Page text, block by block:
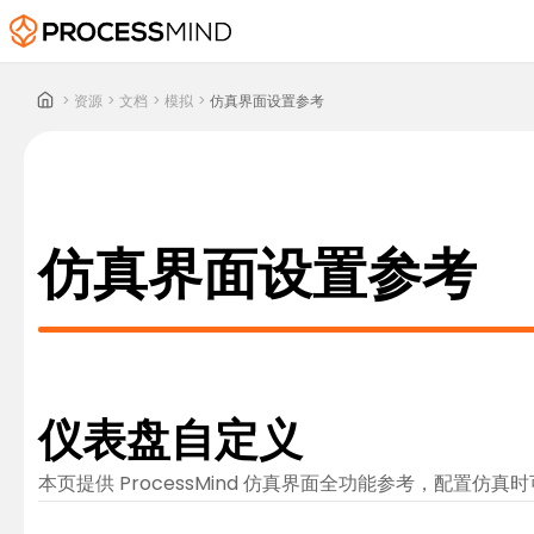
> 资源 > 文档 > 模拟 > 仿真界面设置参考
仿真界面设置参考
仪表盘自定义
本页提供 ProcessMind 仿真界面全功能参考，配置仿真时